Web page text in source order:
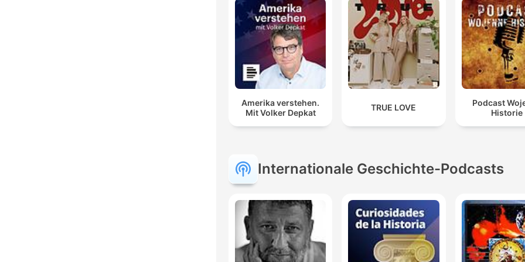
Amerika verstehen.
Mit Volker Depkat
TRUE LOVE
Podcast
Historie
Internationale Geschichte-Podcasts